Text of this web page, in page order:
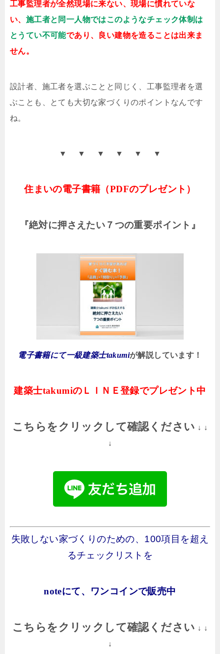
工事監理者が全然現場に来ない、現場に慣れていな
い、 施工者と同一人物ではこのようなチェック体制は
とうてい不可能であり、良い建物を造ることは出来ま
せん。
設計者、施工者を選ぶことと同じく、工事監理者を選
ぶことも、とても大切な家づくりのポイントなんです
ね。
▼ ▼ ▼ ▼ ▼ ▼
住まいの電子書籍（PDFのプレゼント）
『絶対に押さえたい７つの重要ポイント』
電子書籍にて一級建築士takumiが解説しています！
建築士takumiのＬＩＮＥ登録でプレゼント中
こちらをクリックして確認ください ↓ ↓
↓
失敗しない家づくりのための、100項目を超え
るチェックリストを
noteにて、ワンコインで販売中
こちらをクリックして確認ください ↓ ↓
↓